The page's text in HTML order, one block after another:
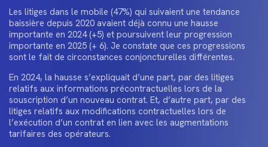
Les litiges dans le mobile (47%) qui suivaient une tendance
baissière depuis 2020 avaient déjà connu une hausse
importante en 2024 (+5) et poursuivent leur progression
importante en 2025 (+ 6). Je constate que ces progressions
sont le fait de circonstances conjoncturelles différentes.
En 2024, la hausse s’expliquait d’une part, par des litiges
relatifs aux informations précontractuelles lors de la
souscription d’un nouveau contrat. Et, d’autre part, par des
litiges relatifs aux modifications contractuelles lors de
l’exécution d’un contrat en lien avec les augmentations
tarifaires des opérateurs.